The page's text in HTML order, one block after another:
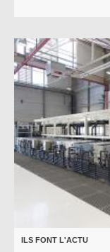
ILS FONT L'ACTU